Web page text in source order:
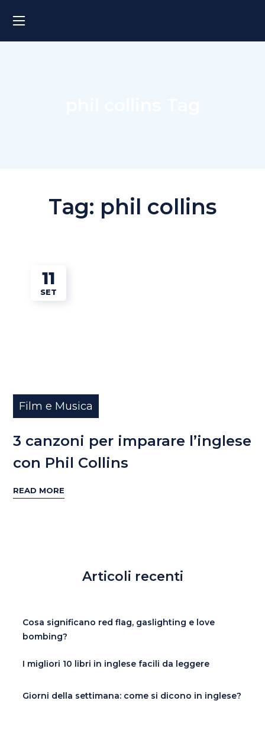
Tag: phil collins
11
SET
Film e Musica
3 canzoni per imparare l’inglese
con Phil Collins
READ MORE
Articoli recenti
Cosa significano red flag, gaslighting e love
bombing?
I migliori 10 libri in inglese facili da leggere
Giorni della settimana: come si dicono in inglese?